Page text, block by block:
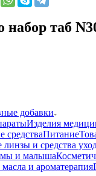
таб
добавки
Изделия
средстваПитание
и средства
и малыша
и ароматерапия